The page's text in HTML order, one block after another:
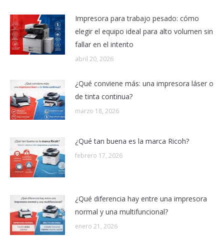
Impresora para trabajo pesado: cómo
elegir el equipo ideal para alto volumen sin
fallar en el intento
abril 20, 2026
¿Qué conviene más: una impresora láser o
de tinta continua?
marzo 18, 2026
¿Qué tan buena es la marca Ricoh?
febrero 17, 2026
¿Qué diferencia hay entre una impresora
normal y una multifuncional?
enero 21, 2026